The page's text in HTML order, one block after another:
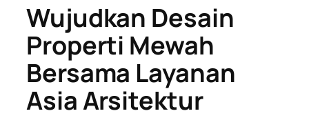
Wujudkan Desain
Properti Mewah
Bersama Layanan
Asia Arsitektur